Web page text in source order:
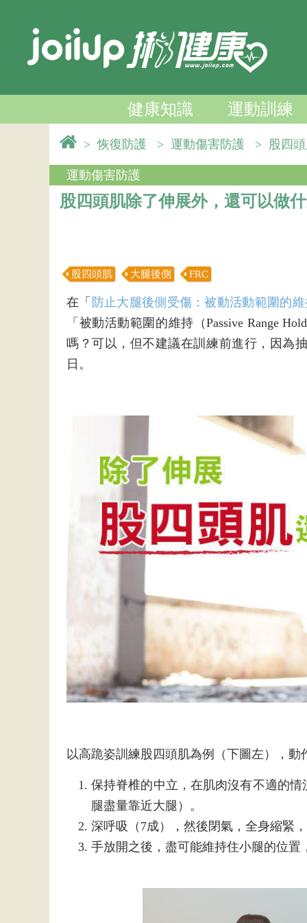
健康知識 運動訓練
>恢復防護 > 運動傷害防護 > 股四
運動傷害防護
股四頭肌除了伸展外，還可以做
股四頭肌 大腿後側 FRC
在「 防止大腿後側受傷：被動活動範圍的
「被動活動範圍的維持（Passive Range
嗎？可以，但不建議在訓練前進行，因為
日。
以高跪姿訓練股四頭肌為例（下圖左），動
保持脊椎的中立，在肌肉沒有不適的
腿盡量靠近大腿）。
深呼吸（7成），然後閉氣，全身縮緊
手放開之後，盡可能維持住小腿的位置